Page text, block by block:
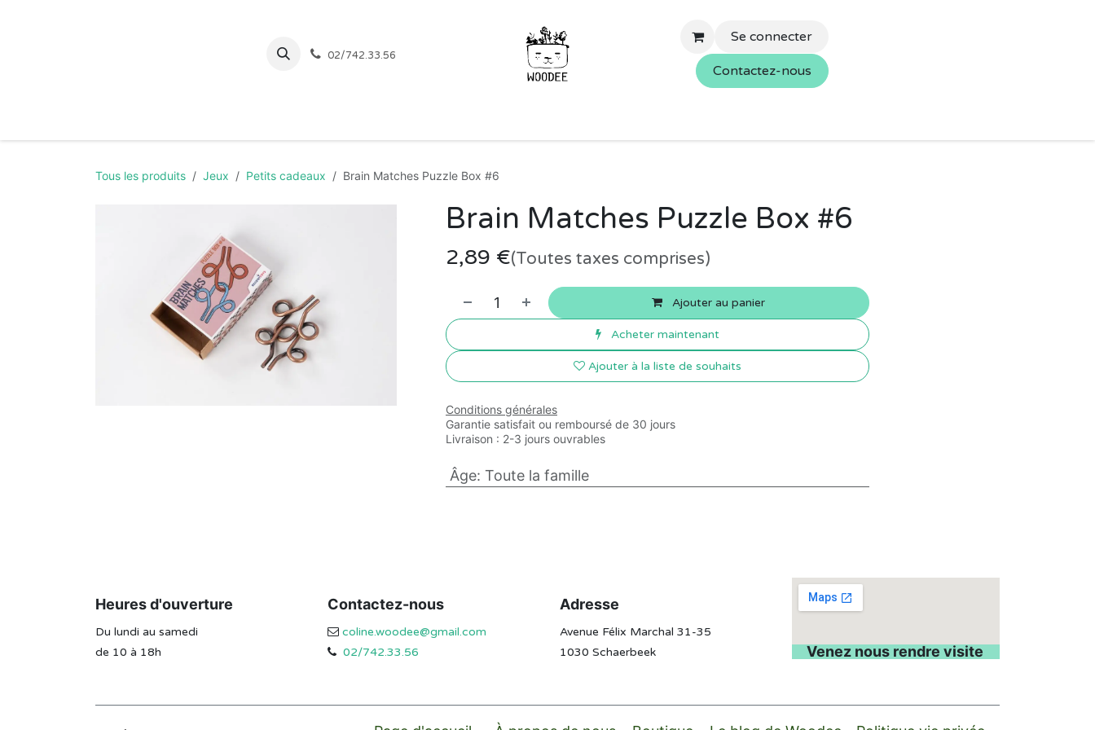
02/742.33.56
Se connecter
Contactez-nous
Tous les produits Jeux Petits cadeaux Brain Matches Puzzle Box #6
Brain Matches Puzzle Box #6
2,89 €(Toutes taxes comprises)
Ajouter au panier
Acheter maintenant
Ajouter à la liste de souhaits
Conditions générales
Garantie satisfait ou remboursé de 30 jours
Livraison : 2-3 jours ouvrables
Âge: Toute la famille
Heures d'ouverture
Du lundi au samedi
de 10 à 18h
Contactez-nous
coline.woodee@gmail.com
02/742.33.56
Adresse
Avenue Félix Marchal 31-35
1030 Schaerbeek
Venez nous rendre visite